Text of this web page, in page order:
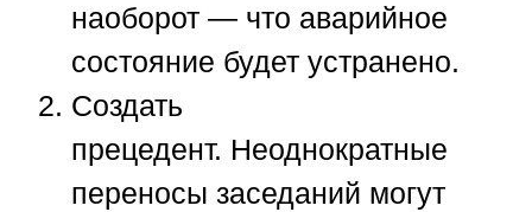
наоборот — что аварийное
состояние будет устранено.
Создать
прецедент. Неоднократные
переносы заседаний могут